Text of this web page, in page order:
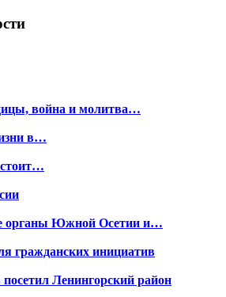
война и молитва…
в…
стоит…
органы Южной Осетии и…
гражданских инициатив
Ленингорский район